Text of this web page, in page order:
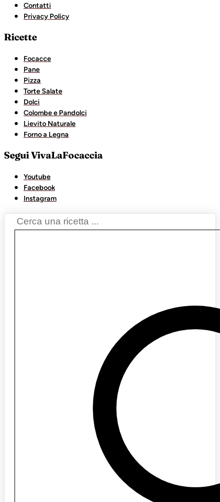
Contatti
Privacy Policy
Ricette
Focacce
Pane
Pizza
Torte Salate
Dolci
Colombe e Pandolci
Lievito Naturale
Forno a Legna
Segui VivaLaFocaccia
Youtube
Facebook
Instagram
Search
...